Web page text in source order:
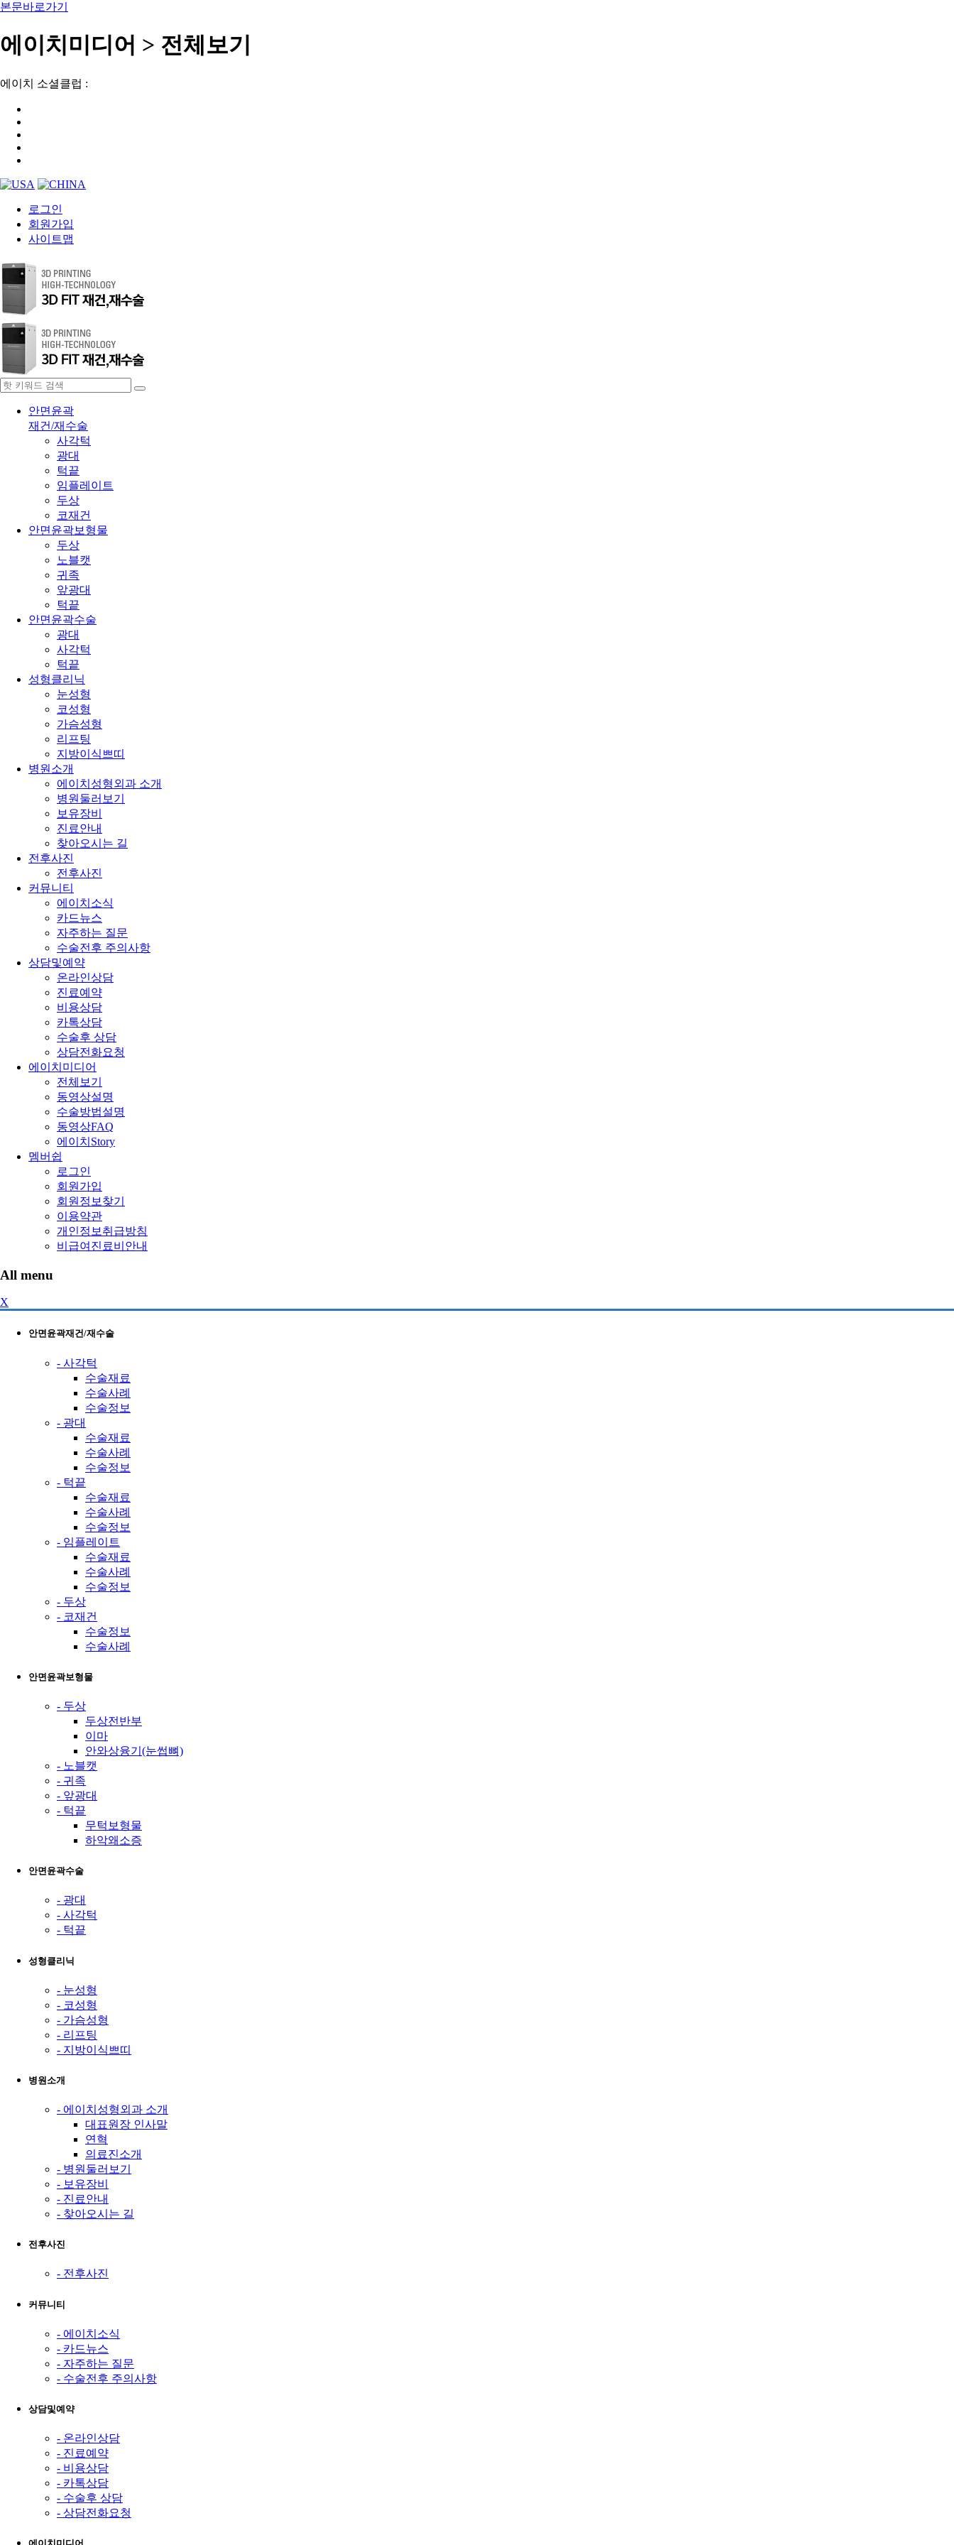
본문바로가기
에이치미디어 > 전체보기
에이치 소셜클럽 :
로그인
회원가입
사이트맵
안면윤곽
재건/재수술
사각턱
광대
턱끝
임플레이트
두상
코재건
안면윤곽보형물
두상
노블캣
귀족
앞광대
턱끝
안면윤곽수술
광대
사각턱
턱끝
성형클리닉
눈성형
코성형
가슴성형
리프팅
지방이식쁘띠
병원소개
에이치성형외과 소개
병원둘러보기
보유장비
진료안내
찾아오시는 길
전후사진
전후사진
커뮤니티
에이치소식
카드뉴스
자주하는 질문
수술전후 주의사항
상담및예약
온라인상담
진료예약
비용상담
카톡상담
수술후 상담
상담전화요청
에이치미디어
전체보기
동영상설명
수술방법설명
동영상FAQ
에이치Story
멤버쉽
로그인
회원가입
회원정보찾기
이용약관
개인정보취급방침
비급여진료비안내
All menu
X
안면윤곽재건/재수술
- 사각턱
수술재료
수술사례
수술정보
- 광대
수술재료
수술사례
수술정보
- 턱끝
수술재료
수술사례
수술정보
- 임플레이트
수술재료
수술사례
수술정보
- 두상
- 코재건
수술정보
수술사례
안면윤곽보형물
- 두상
두상전반부
이마
안와상융기(눈썹뼈)
- 노블캣
- 귀족
- 앞광대
- 턱끝
무턱보형물
하악왜소증
안면윤곽수술
- 광대
- 사각턱
- 턱끝
성형클리닉
- 눈성형
- 코성형
- 가슴성형
- 리프팅
- 지방이식쁘띠
병원소개
- 에이치성형외과 소개
대표원장 인사말
연혁
의료진소개
- 병원둘러보기
- 보유장비
- 진료안내
- 찾아오시는 길
전후사진
- 전후사진
커뮤니티
- 에이치소식
- 카드뉴스
- 자주하는 질문
- 수술전후 주의사항
상담및예약
- 온라인상담
- 진료예약
- 비용상담
- 카톡상담
- 수술후 상담
- 상담전화요청